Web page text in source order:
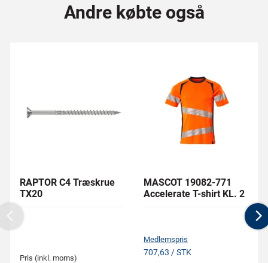
Andre købte også
RAPTOR C4 Træskrue
TX20
Pris (inkl. moms)
MASCOT 19082-771
Accelerate T-shirt KL. 2
Medlemspris
707,63 / STK
Previous